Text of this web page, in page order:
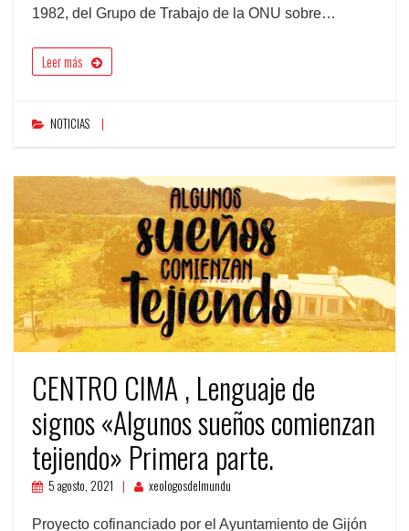
1982, del Grupo de Trabajo de la ONU sobre…
Leer más
NOTICIAS
CENTRO CIMA , Lenguaje de
signos «Algunos sueños comienzan
tejiendo» Primera parte.
5 agosto, 2021 xeologosdelmundu
Proyecto cofinanciado por el Ayuntamiento de Gijón